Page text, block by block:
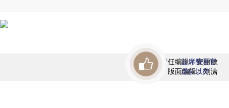
责任编辑：安丽敏
版面编辑：刘潇
首席赞赏官
虚位以待